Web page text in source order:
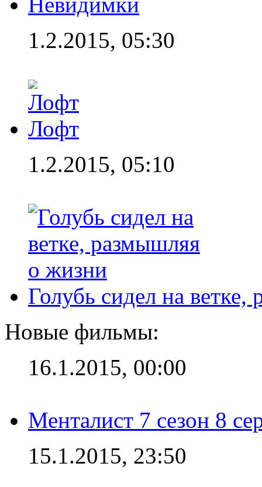
1.2.2015, 05:30
Лофт
1.2.2015, 05:10
Голубь сидел на
Новые фильмы:
16.1.2015, 00:00
Менталист 7 сезон 8
15.1.2015, 23:50